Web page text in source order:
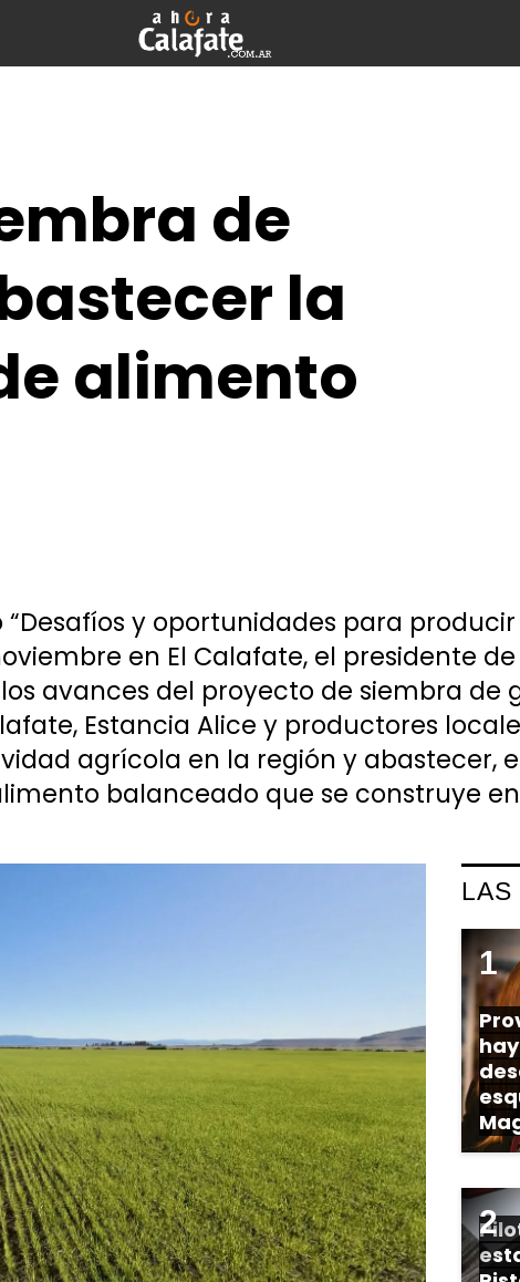
de
la
alimento
y oportunidades para
en El Calafate, el presidente
los avances del proyecto de siembra de
Estancia Alice y productores
agrícola en la región y abastecer,
balanceado que se construye en
LAS